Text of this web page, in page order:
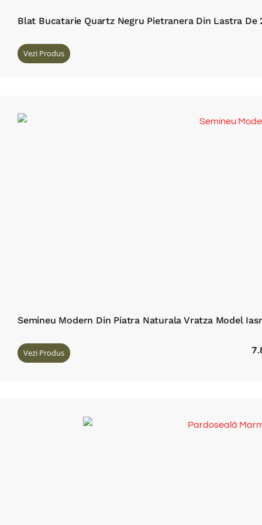
Blat Bucatarie Quartz Negru Pietranera Din Lastra De
Vezi Produs
Semineu Modern Din Piatra Naturala Vratza Model
Vezi Produs